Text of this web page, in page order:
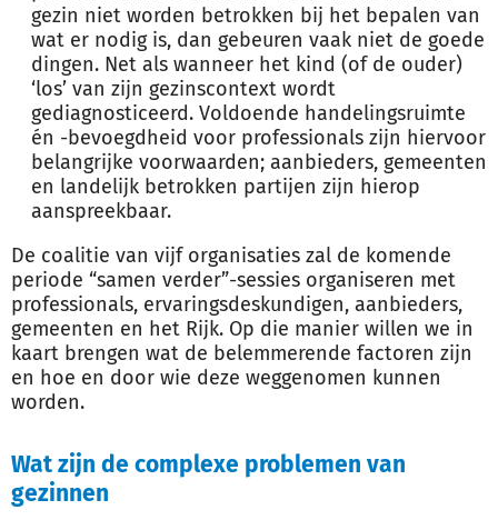
gezin niet worden betrokken bij het bepalen van
wat er nodig is, dan gebeuren vaak niet de goede
dingen. Net als wanneer het kind (of de ouder)
‘los’ van zijn gezinscontext wordt
gediagnosticeerd. Voldoende handelingsruimte
én -bevoegdheid voor professionals zijn hiervoor
belangrijke voorwaarden; aanbieders, gemeenten
en landelijk betrokken partijen zijn hierop
aanspreekbaar.
De coalitie van vijf organisaties zal de komende
periode “samen verder”-sessies organiseren met
professionals, ervaringsdeskundigen, aanbieders,
gemeenten en het Rijk. Op die manier willen we in
kaart brengen wat de belemmerende factoren zijn
en hoe en door wie deze weggenomen kunnen
worden.
Wat zijn de complexe problemen van
gezinnen